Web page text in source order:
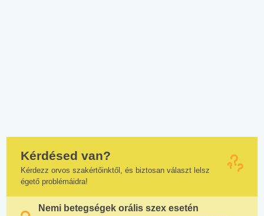
Kérdésed van?
Kérdezz orvos szakértőinktől, és biztosan választ lelsz
égető problémáidra!
Nemi betegségek orális szex esetén